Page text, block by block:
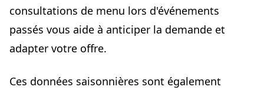
consultations de menu lors d'événements
passés vous aide à anticiper la demande et
adapter votre offre.
Ces données saisonnières sont également